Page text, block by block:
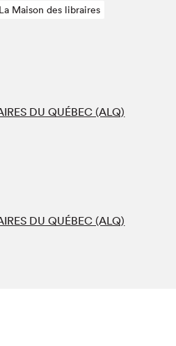
La Maison des libraires
DU QUÉBEC (ALQ)
DU QUÉBEC (ALQ)